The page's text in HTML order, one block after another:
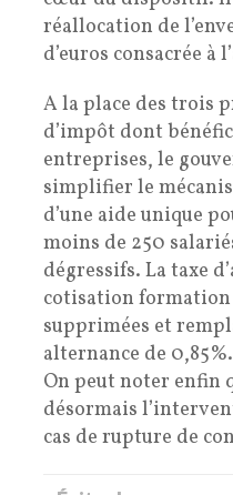
réallocation de
d’euros consacrée à
A la place des trois
d’impôt dont
entreprises, le
simplifier le
d’une aide unique
moins de 250
dégressifs. La taxe
cotisation
supprimées et
alternance de 0,85%.
On peut noter enfin
désormais
cas de rupture de